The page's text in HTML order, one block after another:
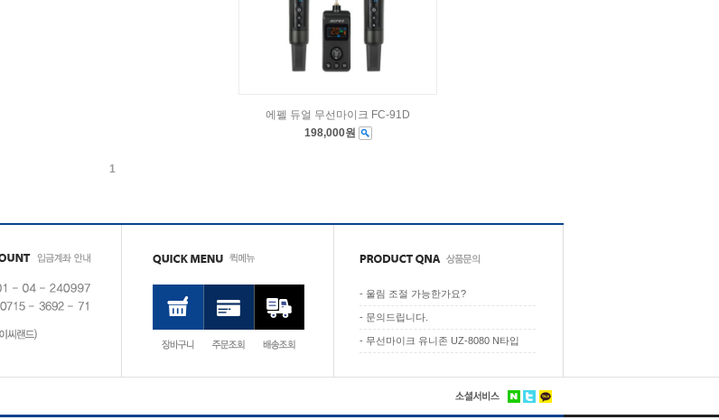
에펠 듀얼 무선마이크 FC-91D
198,000원
1
- 울림 조절 가능한가요?
- 문의드립니다.
- 무선마이크 유니존 UZ-8080 N타입